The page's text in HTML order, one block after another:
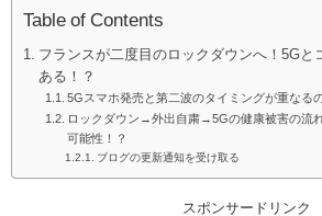
Table of Contents
フランスが二度目のロックダウンへ！5Gと
ある！？
5Gスマホ発売と第二波のタイミングが重なる
ロックダウン→外出自粛→5Gの健康被害の流
可能性！？
ブログの更新通知を受け取る
スポンサードリンク